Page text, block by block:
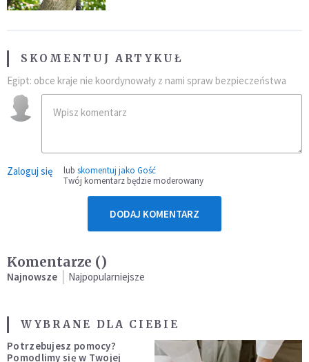
SKOMENTUJ ARTYKUŁ
Egipt: obce kraje nie koordynowały z nami spraw bezpieczeństwa
Zaloguj się lub skomentuj jako Gość
Twój komentarz będzie moderowany
DODAJ KOMENTARZ
Komentarze ()
Najnowsze Najpopularniejsze
WYBRANE DLA CIEBIE
Potrzebujesz pomocy?
Pomodlimy się w Twojej